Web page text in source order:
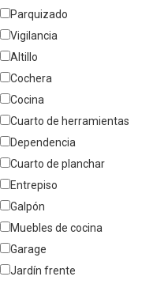
Parquizado
Vigilancia
Altillo
Cochera
Cocina
Cuarto de herramientas
Dependencia
Cuarto de planchar
Entrepiso
Galpón
Muebles de cocina
Garage
Jardín frente